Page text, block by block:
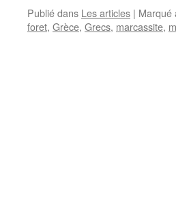
Publié dans Les articles | Marqué
foret, Grèce, Grecs, marcassite,